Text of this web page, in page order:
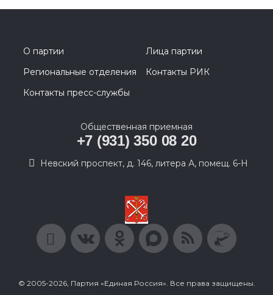
О партии
Лица партии
Региональные отделения
Контакты РИК
Контакты пресс-службы
Общественная приемная
+7 (931) 350 08 20
Невский проспект, д. 146, литера А, помещ. 6-Н
© 2005-2026, Партия «Единая Россия». Все права защищены.